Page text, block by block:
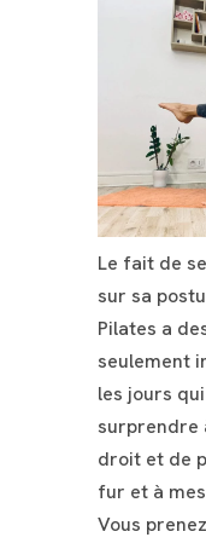
Le fait de
sur sa
Pilates a
seulement
les jours
surprendre
droit et de
fur et à
Vous